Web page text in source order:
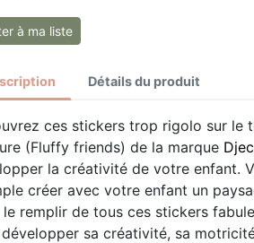
à ma liste
Détails du produit
ces stickers trop rigolo sur le
(Fluffy friends) de la marque
la créativité de votre enfant.
créer avec votre enfant un
le remplir de tous ces stickers
sa créativité, sa